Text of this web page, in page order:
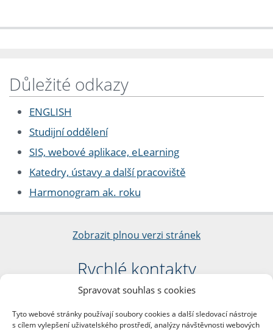
Spravovat souhlas s cookies
Tyto webové stránky používají soubory cookies a další sledovací nástroje
s cílem vylepšení uživatelského prostředí, analýzy návštěvnosti webových
Důležité odkazy
ENGLISH
Studijní oddělení
SIS, webové aplikace, eLearning
Katedry, ústavy a další pracoviště
Harmonogram ak. roku
Zobrazit plnou verzi stránek
Rychlé kontakty
Filozofická fakulta
nám. Jana Palacha 1/2